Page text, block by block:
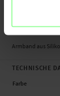
Länge: Zwischen
Material: Silikon
Armband aus
TECHNISCHE
Farbe